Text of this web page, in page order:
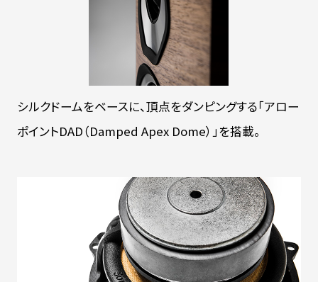
シルクドームをベースに、頂点をダンピングする「アロー
ポイントDAD（Damped Apex Dome）」を搭載。